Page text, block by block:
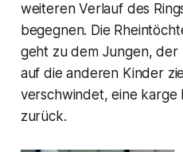
weiteren Verlauf des
begegnen. Die
geht zu dem Jungen, der
auf die anderen Kinder
verschwindet, eine karge
zurück.